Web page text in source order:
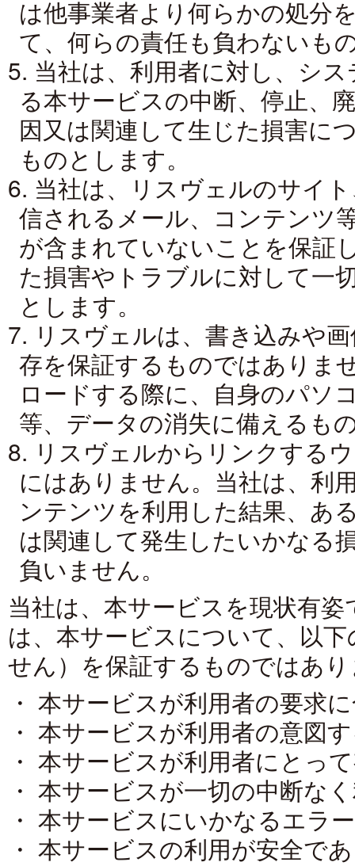
は他事業者より何らかの処分
て、何らの責任も負わないも
5. 当社は、利用者に対し、シ
る本サービスの中断、停止、
因又は関連して生じた損害に
ものとします。
6. 当社は、リスヴェルのサイ
信されるメール、コンテンツ
が含まれていないことを保証
た損害やトラブルに対して一
とします。
7. リスヴェルは、書き込みや
存を保証するものではありま
ロードする際に、自身のパソ
等、データの消失に備えるも
8. リスヴェルからリンクする
にはありません。当社は、利
ンテンツを利用した結果、あ
は関連して発生したいかなる
負いません。
当社は、本サービスを現状有
は、本サービスについて、以
せん）を保証するものではあ
・ 本サービスが利用者の要求
・ 本サービスが利用者の意図
・ 本サービスが利用者にとっ
・ 本サービスが一切の中断な
・ 本サービスにいかなるエラ
・ 本サービスの利用が安全で